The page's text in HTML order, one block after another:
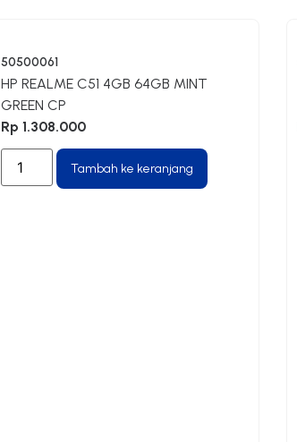
50500061
HP REALME C51 4GB 64GB MINT
GREEN CP
Rp 1.308.000
Tambah ke keranjang